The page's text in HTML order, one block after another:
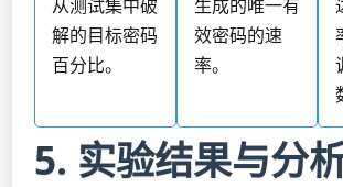
从测试集中破
解的目标密码
百分比。
生成的唯一有
效密码的速
率。
5. 实验结果与分